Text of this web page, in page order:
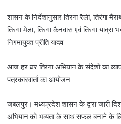
शासन के निर्देशानुसार तिरंगा रैली, तिरंगा
तिरंगा मेला, तिरंगा कैनवास एवं तिरंगा यात्रा
निगमायुक्त प्रीति यादव
आज हर घर तिरंगा अभियान के संदेशों का
पत्रकारवार्ता का आयोजन
जबलपुर। मध्यप्रदेश शासन के द्वारा जारी
अभियान को भव्यता के साथ सफल बनाने के